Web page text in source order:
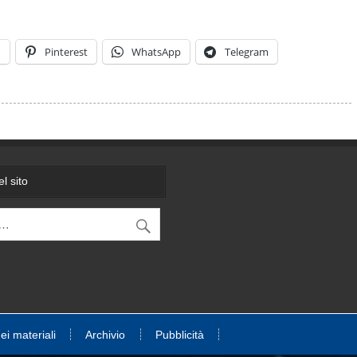
Pinterest WhatsApp Telegram
sito
materiali Archivio Pubblicità